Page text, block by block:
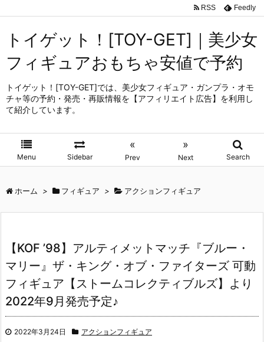
トイゲット！[TOY-GET]｜美少女
フィギュアおもちゃ安値で予約
トイゲット！[TOY-GET]では、美少女フィギュア・ガンプラ・オモ
チャ等の予約・発売・再販情報を【アフィリエイト広告】を利用し
て紹介しています。
Menu Sidebar
«
Prev
»
Next Search
RSS Feedly
ホーム > フィギュア > アクションフィギュア
【KOF ’98】アルティメットマッチ『ブルー・
マリー』ザ・キング・オブ・ファイターズ 可動
フィギュア【ストームコレクティブルズ】より
2022年9月発売予定♪
2022年3月24日 アクションフィギュア